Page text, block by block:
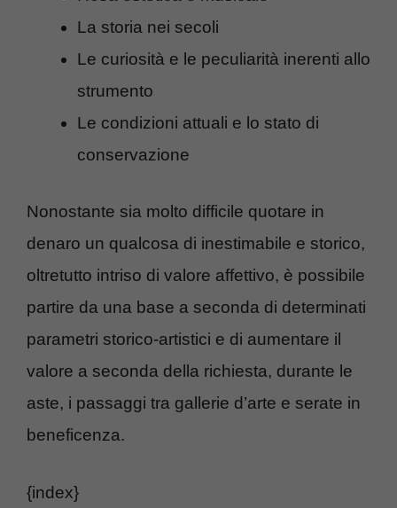
La storia nei secoli
Le curiosità e le peculiarità inerenti allo
strumento
Le condizioni attuali e lo stato di
conservazione
Nonostante sia molto difficile quotare in
denaro un qualcosa di inestimabile e storico,
oltretutto intriso di valore affettivo, è possibile
partire da una base a seconda di determinati
parametri storico-artistici e di aumentare il
valore a seconda della richiesta, durante le
aste, i passaggi tra gallerie d’arte e serate in
beneficenza.
{index}